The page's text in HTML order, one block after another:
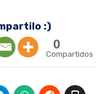
:)
0
Compartidos